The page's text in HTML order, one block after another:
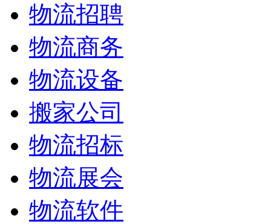
物流招聘
物流商务
物流设备
搬家公司
物流招标
物流展会
物流软件